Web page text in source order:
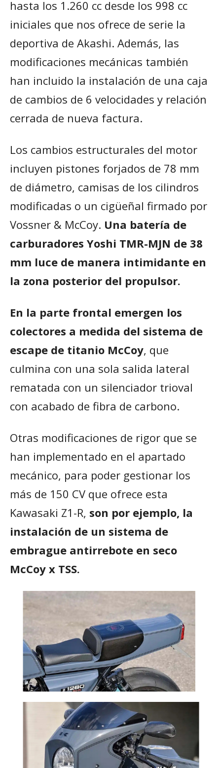
hasta los 1.260 cc desde los 998 cc
iniciales que nos ofrece de serie la
deportiva de Akashi. Además, las
modificaciones mecánicas también
han incluido la instalación de una caja
de cambios de 6 velocidades y relación
cerrada de nueva factura.
Los cambios estructurales del motor
incluyen pistones forjados de 78 mm
de diámetro, camisas de los cilindros
modificadas o un cigüeñal firmado por
Vossner & McCoy. Una batería de
carburadores Yoshi TMR-MJN de 38
mm luce de manera intimidante en
la zona posterior del propulsor.
En la parte frontal emergen los
colectores a medida del sistema de
escape de titanio McCoy, que
culmina con una sola salida lateral
rematada con un silenciador trioval
con acabado de fibra de carbono.
Otras modificaciones de rigor que se
han implementado en el apartado
mecánico, para poder gestionar los
más de 150 CV que ofrece esta
Kawasaki Z1-R, son por ejemplo, la
instalación de un sistema de
embrague antirrebote en seco
McCoy x TSS.